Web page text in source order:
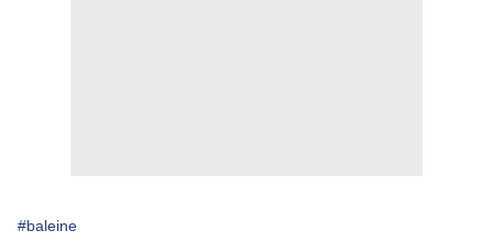
#baleine